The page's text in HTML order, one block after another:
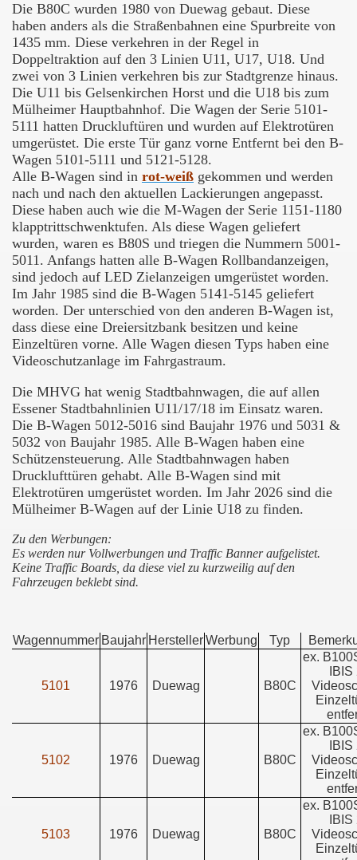
Die B80C wurden 1980 von Duewag gebaut. Diese
haben anders als die Straßenbahnen eine Spurbreite von
1435 mm. Diese verkehren in der Regel in
Doppeltraktion auf den 3 Linien U11, U17, U18. Und
zwei von 3 Linien verkehren bis zur Stadtgrenze hinaus.
Die U11 bis Gelsenkirchen Horst und die U18 bis zum
Mülheimer Hauptbahnhof. Die Wagen der Serie 5101-
5111 hatten Druckluftüren und wurden auf Elektrotüren
umgerüstet. Die erste Tür ganz vorne Entfernt bei den B-
Wagen 5101-5111 und 5121-5128.
Alle B-Wagen sind in rot-weiß gekommen und werden
nach und nach den aktuellen Lackierungen angepasst.
Diese haben auch wie die M-Wagen der Serie 1151-1180
klapptrittschwenktufen. Als diese Wagen geliefert
wurden, waren es B80S und triegen die Nummern 5001-
5011. Anfangs hatten alle B-Wagen Rollbandanzeigen,
sind jedoch auf LED Zielanzeigen umgerüstet worden.
Im Jahr 1985 sind die B-Wagen 5141-5145 geliefert
worden. Der unterschied von den anderen B-Wagen ist,
dass diese eine Dreiersitzbank besitzen und keine
Einzeltüren vorne. Alle Wagen diesen Typs haben eine
Videoschutzanlage im Fahrgastraum.
Die MHVG hat wenig Stadtbahnwagen, die auf allen
Essener Stadtbahnlinien U11/17/18 im Einsatz waren.
Die B-Wagen 5012-5016 sind Baujahr 1976 und 5031 &
5032 von Baujahr 1985. Alle B-Wagen haben eine
Schützensteuerung. Alle Stadtbahnwagen haben
Drucklufttüren gehabt. Alle B-Wagen sind mit
Elektrotüren umgerüstet worden. Im Jahr 2026 sind die
Mülheimer B-Wagen auf der Linie U18 zu finden.
Zu den Werbungen:
Es werden nur Vollwerbungen und Traffic Banner aufgelistet.
Keine Traffic Boards, da diese viel zu kurzweilig auf den
Fahrzeugen beklebt sind.
Wagennummer Baujahr HerstellerWerbung Typ
5101 1976 Duewag B80C
ex.
IBIS
5102 1976 Duewag B80C
ex.
IBIS
5103 1976 Duewag B80C
ex.
IBIS